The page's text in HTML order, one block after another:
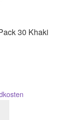
30 Khaki
Preis
€.